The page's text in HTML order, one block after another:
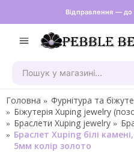
Відправлення —
Головна
Фурнітура та
Біжутерія Xuping jewelry
Браслети Xuping jewelry
Браслет Xuping білі
5мм колір золото